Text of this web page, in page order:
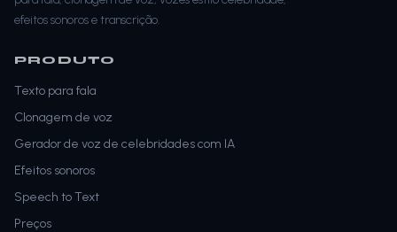
efeitos sonoros e transcrição.
PRODUTO
Texto para fala
Clonagem de voz
Gerador de voz de celebridades com IA
Efeitos sonoros
Speech to Text
Preços